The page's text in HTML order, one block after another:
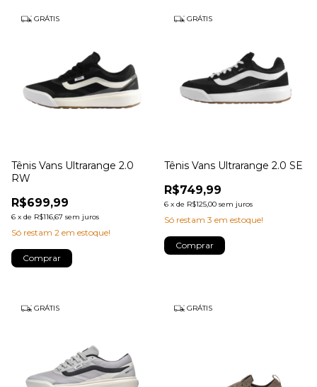
GRÁTIS
Tênis Vans Ultrarange 2.0
RW
R$699,99
6 x de R$116,67 sem juros
Só restam 2 em estoque!
Comprar
GRÁTIS
Tênis Vans Ultrarange 2.0 SE
R$749,99
6 x de R$125,00 sem juros
Só restam 3 em estoque!
Comprar
GRÁTIS GRÁTIS